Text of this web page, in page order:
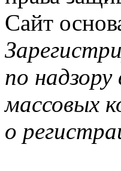
Сайт
по
массовых
о